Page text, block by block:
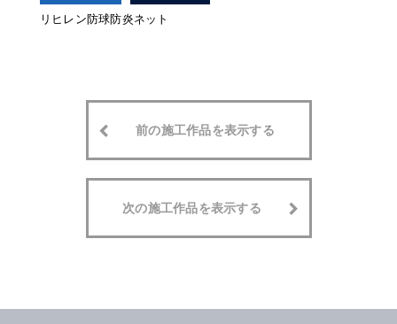
リヒレン防球防炎ネット
前の施工作品を表示する
次の施工作品を表示する